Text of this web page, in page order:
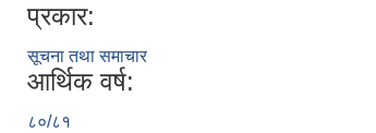
प्रकार:
सूचना तथा समाचार
आर्थिक वर्ष:
८०/८१